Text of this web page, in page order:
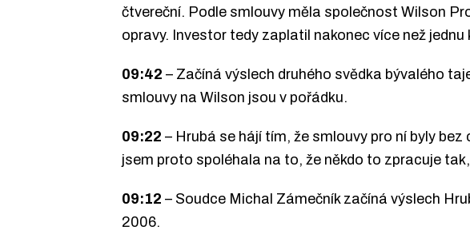
čtvereční. Podle smlouvy měla společnost Wilson
opravy. Investor tedy zaplatil nakonec více než jednu
09:42 – Začíná výslech druhého svědka bývalého
smlouvy na Wilson jsou v pořádku.
09:22 – Hrubá se hájí tím, že smlouvy pro ní byly
jsem proto spoléhala na to, že někdo to zpracuje
09:12 – Soudce Michal Zámečník začíná výslech
2006.